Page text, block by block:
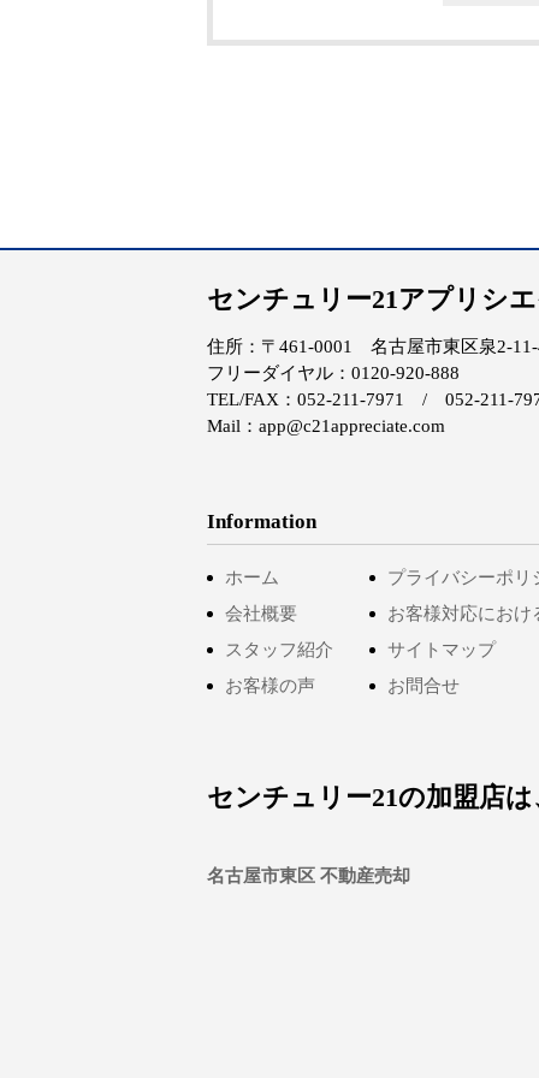
Information
ホーム
会社概要
スタッフ紹介
お客様の声
プライバシーポリ
お客様対応におけ
サイトマップ
お問合せ
センチュリー21アプリシ
住所：〒461-0001 名古屋市東区泉2-
フリーダイヤル：0120-920-888
TEL/FAX：052-211-7971 / 052-211-
Mail：app@c21appreciate.com
センチュリー21の加盟店
名古屋市東区 不動産売却